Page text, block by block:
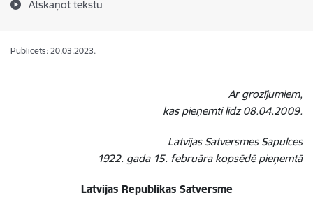
Atskaņot tekstu
Publicēts: 20.03.2023.
Ar grozījumiem,
kas pieņemti līdz 08.04.2009.
Latvijas Satversmes Sapulces
1922. gada 15. februāra kopsēdē pieņemtā
Latvijas Republikas Satversme